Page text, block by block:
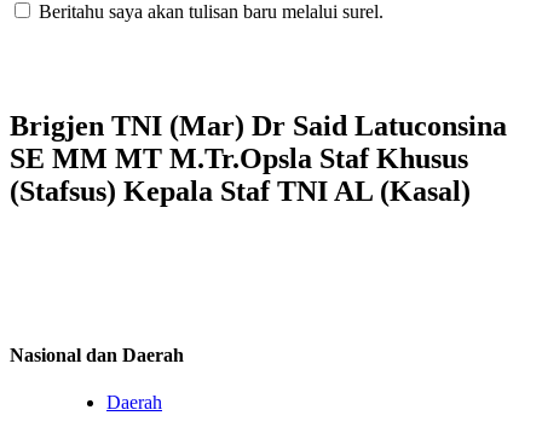
Beritahu saya akan tulisan baru melalui surel.
Brigjen TNI (Mar) Dr Said Latuconsina
SE MM MT M.Tr.Opsla Staf Khusus
(Stafsus) Kepala Staf TNI AL (Kasal)
Nasional dan Daerah
Daerah